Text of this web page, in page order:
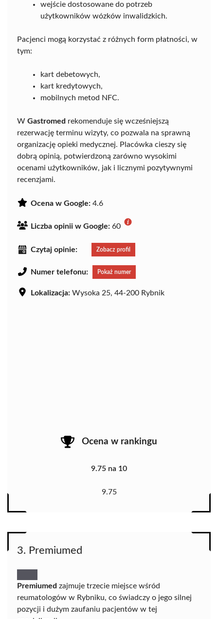
wejście dostosowane do potrzeb
użytkowników wózków inwalidzkich.
Pacjenci mogą korzystać z różnych form płatności, w
tym:
kart debetowych,
kart kredytowych,
mobilnych metod NFC.
W Gastromed rekomenduje się wcześniejszą
rezerwację terminu wizyty, co pozwala na sprawną
organizację opieki medycznej. Placówka cieszy się
dobrą opinią, potwierdzoną zarówno wysokimi
ocenami użytkowników, jak i licznymi pozytywnymi
recenzjami.
Ocena w Google: 4.6
Liczba opinii w Google: 60
Czytaj opinie: Zobacz profil
Numer telefonu: Pokaż numer
Lokalizacja: Wysoka 25, 44-200 Rybnik
Ocena w rankingu
9.75 na 10
9.75
3. Premiumed
Premiumed zajmuje trzecie miejsce wśród
reumatologów w Rybniku, co świadczy o jego silnej
pozycji i dużym zaufaniu pacjentów w tej